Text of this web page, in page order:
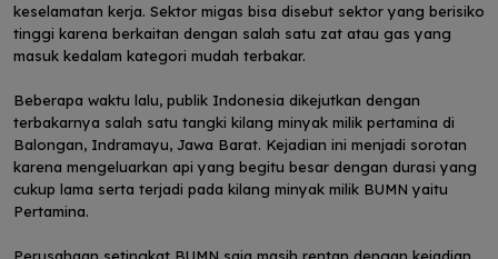
keselamatan kerja. Sektor migas bisa disebut sektor yang berisiko
tinggi karena berkaitan dengan salah satu zat atau gas yang
masuk kedalam kategori mudah terbakar.
Beberapa waktu lalu, publik Indonesia dikejutkan dengan
terbakarnya salah satu tangki kilang minyak milik pertamina di
Balongan, Indramayu, Jawa Barat. Kejadian ini menjadi sorotan
karena mengeluarkan api yang begitu besar dengan durasi yang
cukup lama serta terjadi pada kilang minyak milik BUMN yaitu
Pertamina.